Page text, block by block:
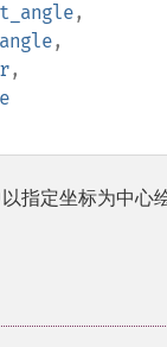
,
,
,
指定坐标为中心